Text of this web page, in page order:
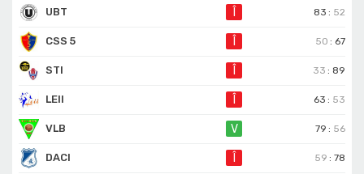
UBT 83 : 52
CSS 5 50 : 67
STI 33 : 89
LEII 63 : 53
VLB V 79 : 56
DACI 59 :78